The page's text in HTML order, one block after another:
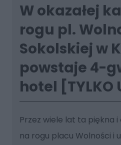
W okazałej
rogu pl.
Sokolskiej w
powstaje 4-
hotel [TYLKO
Przez wiele lat ta piękna i
na rogu placu Wolności i